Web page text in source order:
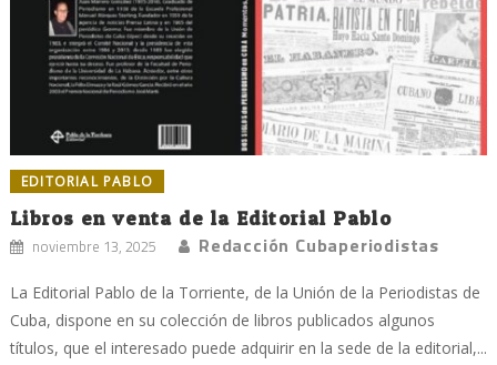
EDITORIAL PABLO
Libros en venta de la Editorial Pablo
noviembre 13, 2025 Redacción Cubaperiodistas
La Editorial Pablo de la Torriente, de la Unión de la Periodistas de
Cuba, dispone en su colección de libros publicados algunos
títulos, que el interesado puede adquirir en la sede de la editorial,...